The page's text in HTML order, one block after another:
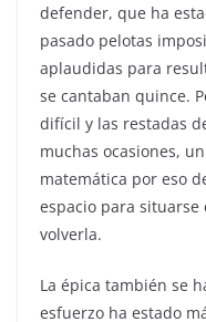
defender, que ha
pasado pelotas
aplaudidas para
se cantaban quince.
difícil y las restadas
muchas ocasiones,
matemática por eso
espacio para
volverla.
La épica también se
esfuerzo ha estado